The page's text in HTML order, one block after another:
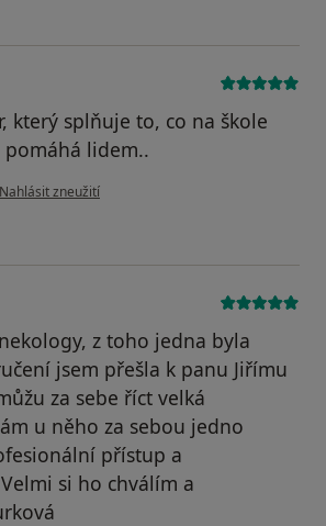
který splňuje to, co na škole
lidem..
podle názoru uživatele Pacient
Nahlásit zneužití
z toho jedna byla
jsem přešla k panu Jiřímu
za sebe říct velká
u něho za sebou jedno
přístup a
si ho chválím a